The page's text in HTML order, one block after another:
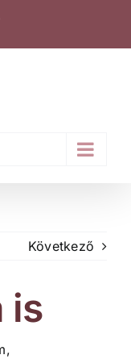
Következő
is